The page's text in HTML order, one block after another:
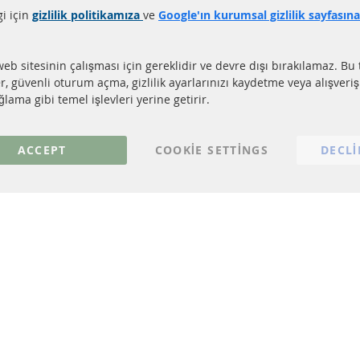
LİNKLER
PARTİKÜL FİLTRESİ TEMİZLİĞİ
(KAT)
MÜŞTERİ
Ödeme şekilleri
için gizlilik politikamıza ve Google'ın kurumsal gizlilik sayfasına
sitesinin çalışması için gereklidir ve devre dışı bırakılamaz.
güvenli oturum açma, gizlilik ayarlarınızı kaydetme veya
gibi temel işlevleri yerine getirir.
ACCEPT COOKIE SETTINGS